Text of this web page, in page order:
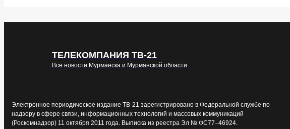
ТЕЛЕКОМПАНИЯ ТВ-21
Все новости Мурманска и Мурманской области
Электронное периодическое издание ТВ-21 зарегистрировано в Федеральной службе по
надзору в сфере связи, информационных технологий и массовых коммуникаций
(Роскомнадзор) 11 октября 2011 года. Выписка из реестра Эл № ФС77–46924.